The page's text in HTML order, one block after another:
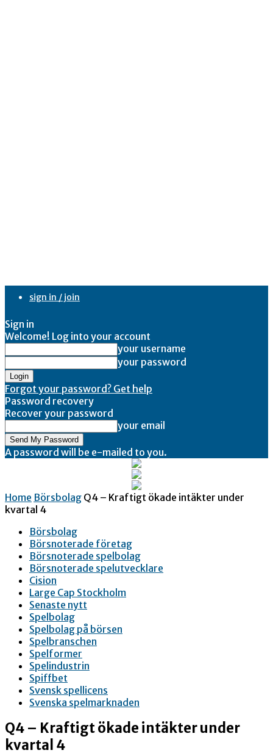
sign in / join
Sign in
Welcome! Log into your account
your username
your password
Forgot your password? Get help
Password recovery
Recover your password
your email
A password will be e-mailed to you.
Home Börsbolag Q4 – Kraftigt ökade intäkter under
kvartal 4
Börsbolag
Börsnoterade företag
Börsnoterade spelbolag
Börsnoterade spelutvecklare
Cision
Large Cap Stockholm
Senaste nytt
Spelbolag
Spelbolag på börsen
Spelbranschen
Spelformer
Spelindustrin
Spiffbet
Svensk spellicens
Svenska spelmarknaden
Q4 – Kraftigt ökade intäkter under
kvartal 4